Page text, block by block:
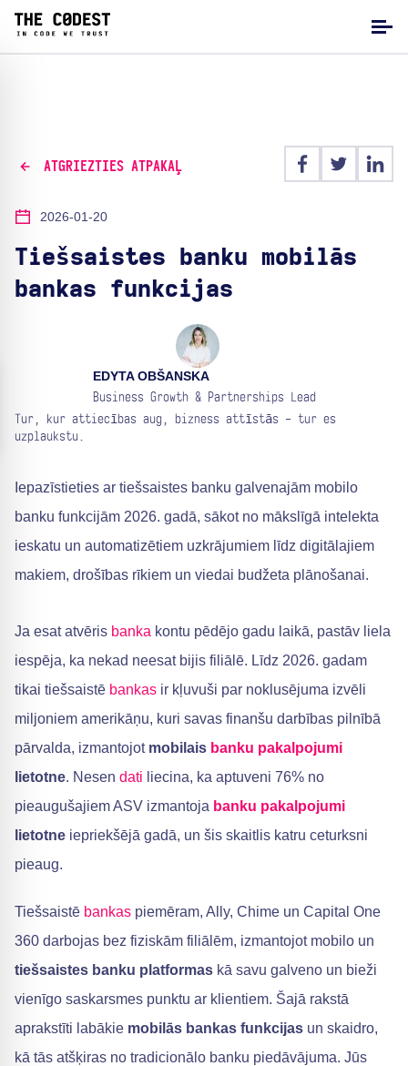
ATGRIEZTIES ATPAKAĻ
2026-01-20
Tiešsaistes banku mobilās
bankas funkcijas
EDYTA OBŠANSKA
Business Growth & Partnerships Lead
Tur, kur attiecības aug, bizness attīstās - tur es
uzplaukstu.
Iepazīstieties ar tiešsaistes banku galvenajām mobilo
banku funkcijām 2026. gadā, sākot no mākslīgā intelekta
ieskatu un automatizētiem uzkrājumiem līdz digitālajiem
makiem, drošības rīkiem un viedai budžeta plānošanai.
Ja esat atvēris banka kontu pēdējo gadu laikā, pastāv liela
iespēja, ka nekad neesat bijis filiālē. Līdz 2026. gadam
tikai tiešsaistē bankas ir kļuvuši par noklusējuma izvēli
miljoniem amerikāņu, kuri savas finanšu darbības pilnībā
pārvalda, izmantojot mobilais banku pakalpojumi
lietotne. Nesen dati liecina, ka aptuveni 76% no
pieaugušajiem ASV izmantoja banku pakalpojumi
lietotne iepriekšējā gadā, un šis skaitlis katru ceturksni
pieaug.
Tiešsaistē bankas piemēram, Ally, Chime un Capital One
360 darbojas bez fiziskām filiālēm, izmantojot mobilo un
tiešsaistes banku platformas kā savu galveno un bieži
vienīgo saskarsmes punktu ar klientiem. Šajā rakstā
aprakstīti labākie mobilās bankas funkcijas un skaidro,
kā tās atšķiras no tradicionālo banku piedāvājuma. Jūs